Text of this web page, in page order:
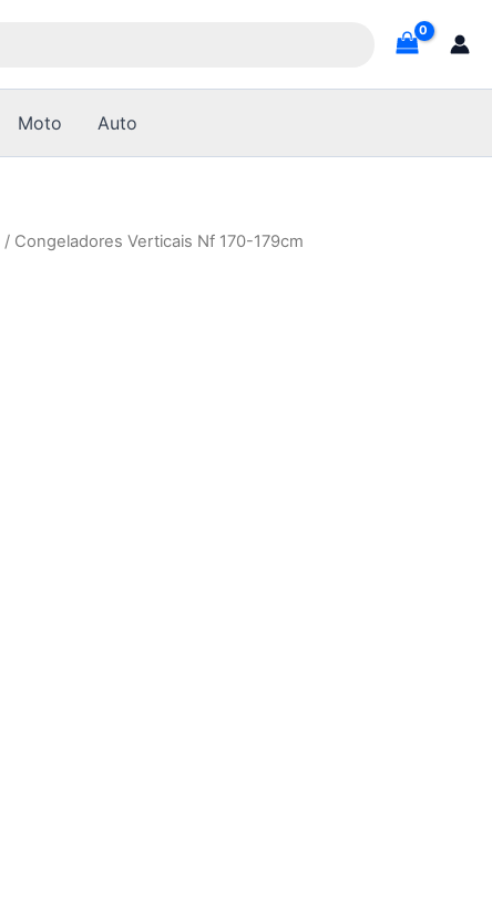
Moto Auto
/ Congeladores Verticais Nf 170-179cm